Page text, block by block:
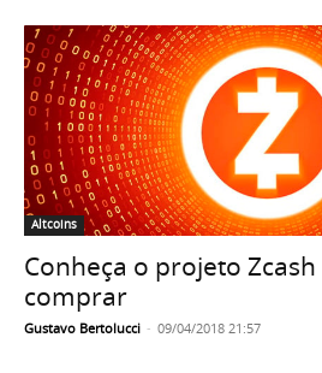
Altcoins
Conheça o projeto
comprar
Gustavo Bertolucci - 09/04/2018 21:57